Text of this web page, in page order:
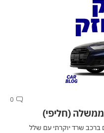
0
(חליפי)
שרד יוקרתי עם שלל